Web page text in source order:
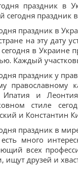
праздник в
сегодня праздник
праздник в
на эту дату
в Украине
Каждый
праздник у
православному
Ипатия и
стиле
и Константин
праздник в
много
всех
ищут друзей и